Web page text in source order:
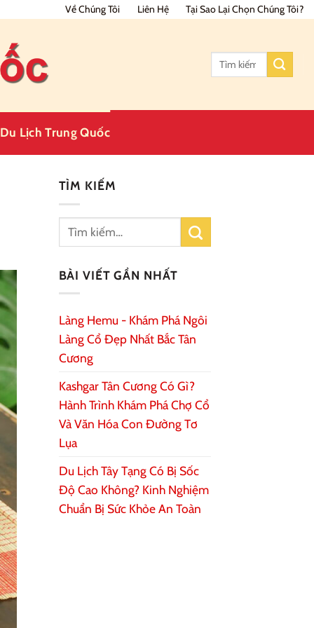
Về Chúng Tôi Liên Hệ Tại Sao Lại Chọn Chúng Tôi?
Tìm
Lịch Trung Quốc
TÌM KIẾM
BÀI VIẾT GẦN NHẤT
Làng Hemu - Khám Phá Ngôi
Làng Cổ Đẹp Nhất Bắc Tân
Cương
Kashgar Tân Cương Có Gì?
Hành Trình Khám Phá Chợ Cổ
Và Văn Hóa Con Đường Tơ
Lụa
Du Lịch Tây Tạng Có Bị Sốc
Độ Cao Không? Kinh Nghiệm
Chuẩn Bị Sức Khỏe An Toàn